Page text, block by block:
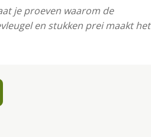
je proeven waarom de
en stukken prei maakt het